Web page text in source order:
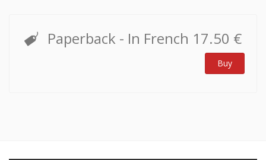
Paperback - In French 17.50 €
Buy